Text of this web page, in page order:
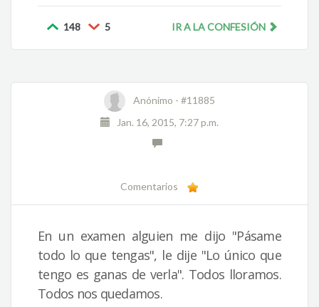
148 5 IR A LA CONFESIÓN
Anónimo - #11885
Jan. 16, 2015, 7:27 p.m.
Comentarios
En un examen alguien me dijo "Pásame
todo lo que tengas", le dije "Lo único que
tengo es ganas de verla". Todos lloramos.
Todos nos quedamos.